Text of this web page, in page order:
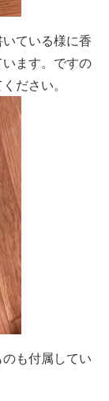
ている様に香
ます。ですの
ださい。
も付属してい